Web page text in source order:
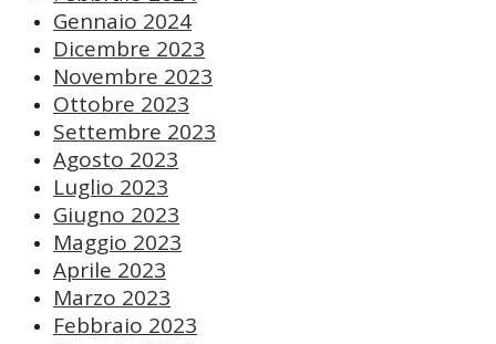
Gennaio 2024
Dicembre 2023
Novembre 2023
Ottobre 2023
Settembre 2023
Agosto 2023
Luglio 2023
Giugno 2023
Maggio 2023
Aprile 2023
Marzo 2023
Febbraio 2023